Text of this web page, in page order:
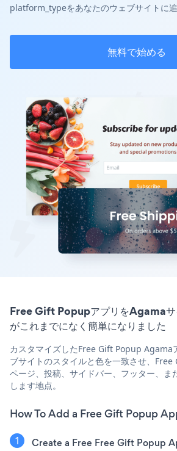
platform_typeをあなたのウェブサイトに追
無料で始める
Free Gift PopupアプリをAgamaサ
がこれまでになく簡単になりました
カスタマイズしたFree Gift Popup Agama
ブサイトのスタイルと色を一致させ、
ページ、投稿、サイドバー、フッター、ま
します地点。
How To Add a Free Gift Popup
Create a Free Free Gift Popup